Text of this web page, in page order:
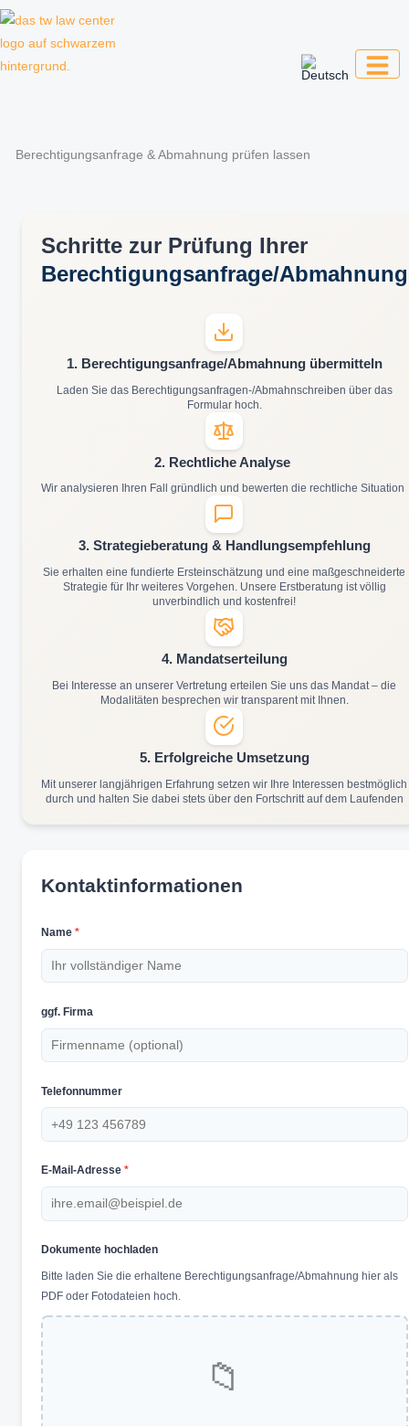
Zum
Berechtigungsanfrage & Abmahnung prüfen lassen
Schritte zur Prüfung Ihrer
Berechtigungsanfrage/Abmahnung
1. Berechtigungsanfrage/Abmahnung übermitteln
Laden Sie das Berechtigungsanfragen-/Abmahnschreiben über das
Formular hoch.
2. Rechtliche Analyse
Wir analysieren Ihren Fall gründlich und bewerten die rechtliche Situation
3. Strategieberatung & Handlungsempfehlung
Sie erhalten eine fundierte Ersteinschätzung und eine maßgeschneiderte
Strategie für Ihr weiteres Vorgehen. Unsere Erstberatung ist völlig
unverbindlich und kostenfrei!
4. Mandatserteilung
Bei Interesse an unserer Vertretung erteilen Sie uns das Mandat – die
Modalitäten besprechen wir transparent mit Ihnen.
5. Erfolgreiche Umsetzung
Mit unserer langjährigen Erfahrung setzen wir Ihre Interessen bestmöglich
durch und halten Sie dabei stets über den Fortschritt auf dem Laufenden
Kontaktinformationen
Name *
ggf. Firma
Telefonnummer
E-Mail-Adresse *
Dokumente hochladen
Bitte laden Sie die erhaltene Berechtigungsanfrage/Abmahnung hier als
PDF oder Fotodateien hoch.
📁